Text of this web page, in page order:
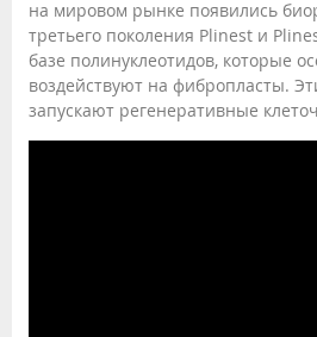
на мировом рынке появились
третьего поколения Plinest и
базе полинуклеотидов, которые
воздействуют на фибропласты.
запускают регенеративные